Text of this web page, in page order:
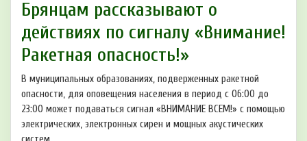
Брянцaм рассказывают о
действиях по сигналу «Внимaние!
Ракетнaя опасность!»
В муниципальных образованиях, подверженных ракетной
опасности, для оповещения населения в период с 06:00 до
23:00 может подаваться сигнал «ВНИМАНИЕ ВСЕМ!» с помощью
электрических, электронных сирен и мощных акустических